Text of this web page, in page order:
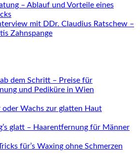
– Ablauf und Vorteile eines
mit DDr. Claudius Ratschew –
Zahnspange
dem Schritt – Preise für
und Pediküre in Wien
Wachs zur glatten Haut
glatt – Haarentfernung für Männer
für’s Waxing ohne Schmerzen